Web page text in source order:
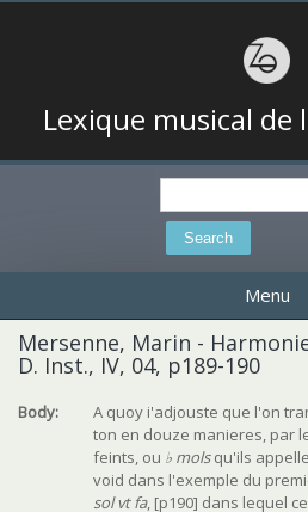
Lexique musical de
Search
Menu
Mersenne, Marin -
D. Inst., IV, 04, p189-190
Body:
A quoy i'adjouste que l'on
ton en douze manieres, par
feints, ou ♭ molsqu'ils
void dans l'exemple du
sol vt fa, [p190] dans lequel